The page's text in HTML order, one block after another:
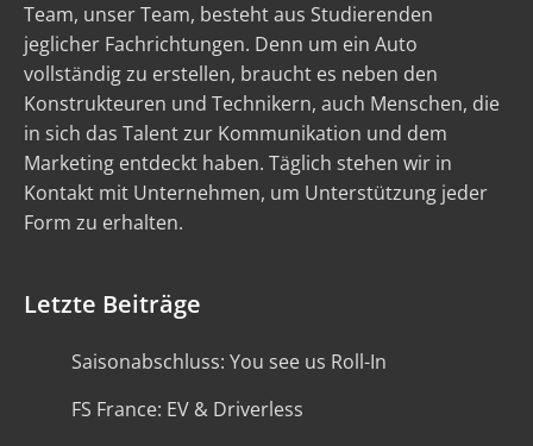
Team, unser Team, besteht aus Studierenden
jeglicher Fachrichtungen. Denn um ein Auto
vollständig zu erstellen, braucht es neben den
Konstrukteuren und Technikern, auch Menschen, die
in sich das Talent zur Kommunikation und dem
Marketing entdeckt haben. Täglich stehen wir in
Kontakt mit Unternehmen, um Unterstützung jeder
Form zu erhalten.
Letzte Beiträge
Saisonabschluss: You see us Roll-In
FS France: EV & Driverless